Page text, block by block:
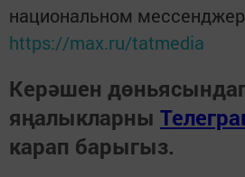
национальном
https://max.ru/tatmedia
Керәшен
яңалыкларны
карап барыгыз.